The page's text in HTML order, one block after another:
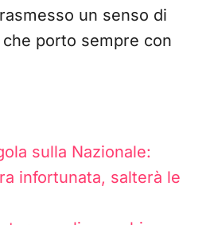
un senso di
porto sempre con
sulla Nazionale:
infortunata, salterà le